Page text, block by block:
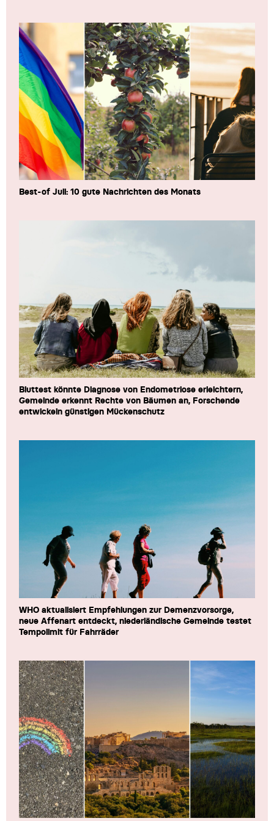
Best-of Juli: 10 gute Nachrichten des Monats
Bluttest könnte Diagnose von Endometriose erleichtern,
Gemeinde erkennt Rechte von Bäumen an, Forschende
entwickeln günstigen Mückenschutz
WHO aktualisiert Empfehlungen zur Demenzvorsorge,
neue Affenart entdeckt, niederländische Gemeinde testet
Tempolimit für Fahrräder